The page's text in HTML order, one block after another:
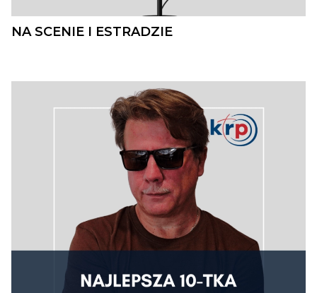
NA SCENIE I ESTRADZIE